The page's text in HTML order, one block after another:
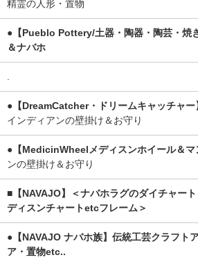
精霊の人形・置物
●【Pueblo Pottery/土器・陶器・陶芸・焼
＆ナバホ
.
●【DreamCatcher・ドリームキャッチャー
インディアンの壁掛け＆お守り
●【MedicinWheelメディスンホイール＆マ
ンの壁掛け＆お守り
■【NAVAJO】＜ナバホラグのダイチャー
ディスンチャートetcフレーム＞
●【NAVAJO ナバホ族】伝統工芸クラフト
ア・置物etc..